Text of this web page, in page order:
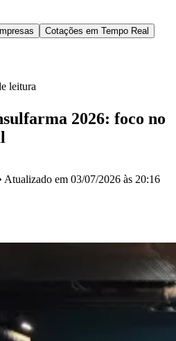
da sua região
Barueri
NovoFazenda
PaulistaJardim ReginaliceJardim São
Parque VianaPirapora
Vila
Vila Márcia
Cotações em Tempo Real
leitura
2026: foco no
Atualizado em 03/07/2026 às 20:16